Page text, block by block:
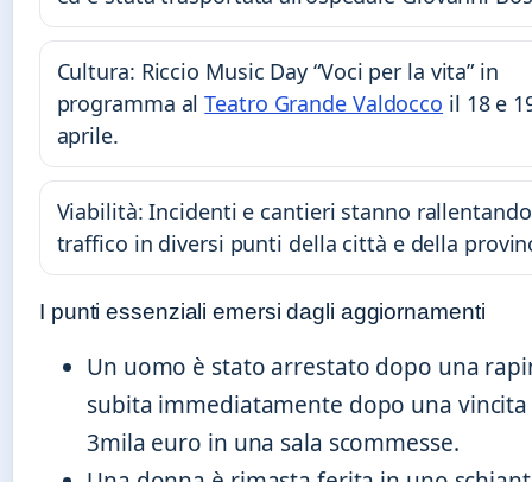
Cultura: Riccio Music Day “Voci per la vita” in
programma alTeatro Grande Valdocco il 18 e
aprile.
Viabilità: Incidenti e cantieri stanno
traffico in diversi punti della città e della
I punti essenziali emersi dagli aggiornamenti
Un uomo è stato arrestato dopo una
subita immediatamente dopo una
3mila euro in una sala scommesse.